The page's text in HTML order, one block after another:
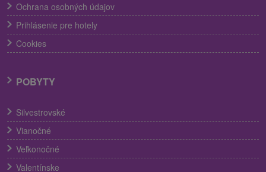
Ochrana osobných údajov
Prihlásenie pre hotely
Cookies
POBYTY
Silvestrovské
Vianočné
Veľkonočné
Valentínske